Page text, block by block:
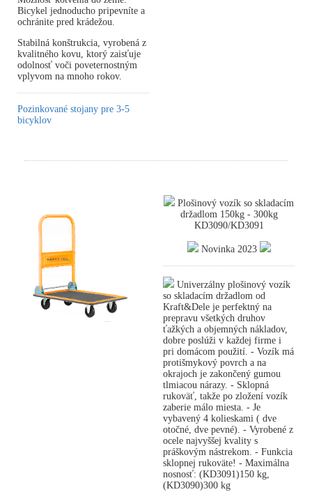
Bicykel jednoducho pripevníte a
ochránite pred krádežou.
Stabilná konštrukcia, vyrobená z
kvalitného kovu, ktorý zaisťuje
odolnosť voči poveternostným
vplyvom na mnoho rokov.
Pozinkované stojany pre 3-5
bicyklov
Plošinový vozík so skladacím
držadlom 150kg - 300kg
KD3090/KD3091
Novinka 2023
Univerzálny plošinový vozík
so skladacím držadlom od
Kraft&Dele je perfektný na
prepravu všetkých druhov
ťažkých a objemných nákladov,
dobre poslúži v každej firme i
pri domácom použití. - Vozík má
protišmykový povrch a na
okrajoch je zakončený gumou
tlmiacou nárazy. - Sklopná
rukoväť, takže po zložení vozík
zaberie málo miesta. - Je
vybavený 4 kolieskami ( dve
otočné, dve pevné). - Vyrobené z
ocele najvyššej kvality s
práškovým nástrekom. - Funkcia
sklopnej rukoväte! - Maximálna
nosnosť: (KD3091)150 kg,
(KD3090)300 kg